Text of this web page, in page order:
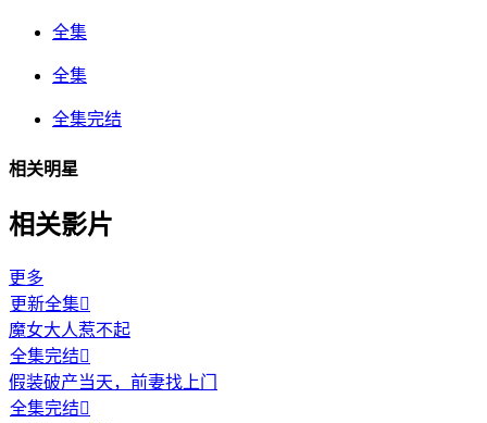
全集
全集
全集完结
相关明星
相关影片
更多
更新全集
魔女大人惹不起
全集完结
假装破产当天，前妻找上门
全集完结